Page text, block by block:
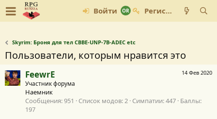
Войти Регистрация
Skyrim: Броня для тел CBBE-UNP-7B-ADEC etc
Пользователи, которым нравится это
14 Фев 2020
FeewrE
Участник форума
Наемник
Сообщения 951 Список модов 2 Симпатии 447 Баллы
197